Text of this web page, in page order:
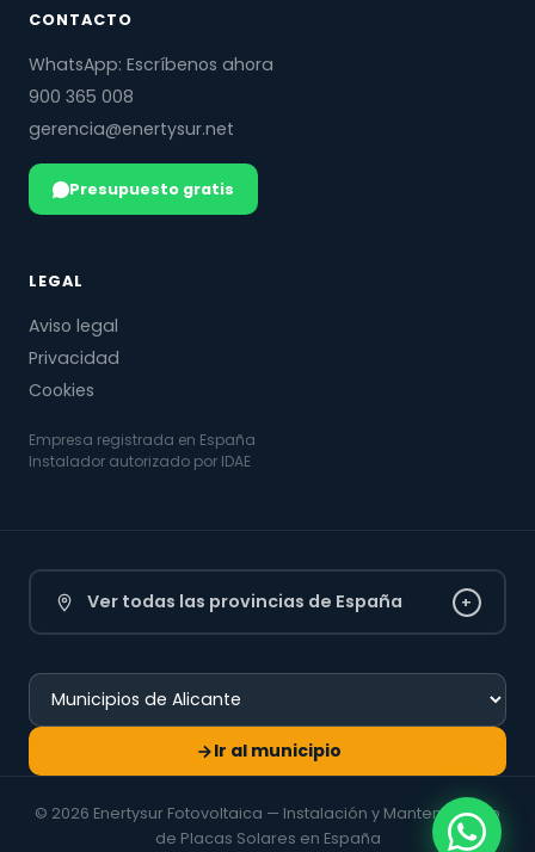
CONTACTO
WhatsApp: Escríbenos ahora
900 365 008
gerencia@enertysur.net
Presupuesto gratis
LEGAL
Aviso legal
Privacidad
Cookies
Empresa registrada en España
Instalador autorizado por IDAE
Ver todas las provincias de España +
Ir al municipio
© 2026 Enertysur Fotovoltaica — Instalación y Mantenimiento
de Placas Solares en España